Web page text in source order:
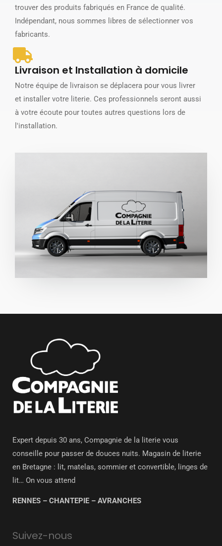
trouver des produits fabriqués en France de qualité.
Indépendant, nous sommes libres de sélectionner vos
fabricants.
Livraison et Installation à domicile
Notre équipe de livraison se déplacera pour vous livrer
et installer votre literie. Ces professionnels seront aussi
à votre écoute pour toutes autres questions lors de
l'installation.
Expert depuis 30 ans, Compagnie de la literie vous
conseille pour passer de douces nuits. Magasin de literie
en Bretagne : lit, matelas, sommier et convertible, linges de
lit… On vous attend
RENNES – CHANTEPIE – AVRANCHES
Suivez-nous